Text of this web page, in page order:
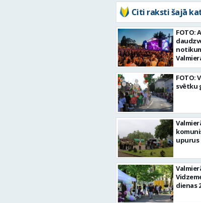
Citi raksti šajā
FOTO:
diena
FOTO:
svētku
upurus
dienas